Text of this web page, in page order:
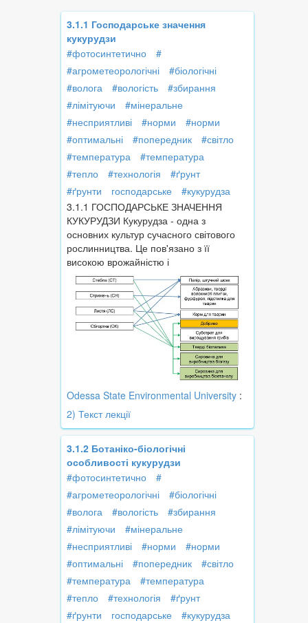
3.1.1 Господарське значення
кукурудзи
#фотосинтетично
#
#агрометеорологічні
#біологічні
#волога
#вологість
#збирання
#лімітуючи
#мінеральне
#несприятливі
#норми
#норми
#оптимальні
#попередник
#світло
#температура
#температура
#тепло
#технологія
#ґрунт
#ґрунти
господарське
#кукурудза
3.1.1 ГОСПОДАРСЬКЕ ЗНАЧЕННЯ
КУКУРУДЗИ Кукурудза - одна з
основних культур сучасного світового
рослинництва. Це пов'язано з її
високою врожайністю і
Odessa State Environmental University :
2) Текст лекції
3.1.2 Ботаніко-біологічні
особливості кукурудзи
#фотосинтетично
#
#агрометеорологічні
#біологічні
#волога
#вологість
#збирання
#лімітуючи
#мінеральне
#несприятливі
#норми
#норми
#оптимальні
#попередник
#світло
#температура
#температура
#тепло
#технологія
#ґрунт
#ґрунти
господарське
#кукурудза